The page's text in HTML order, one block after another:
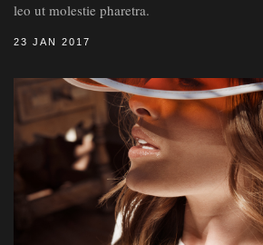
leo ut molestie pharetra.
23 JAN 2017